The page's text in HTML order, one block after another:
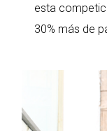
esta
30% más de